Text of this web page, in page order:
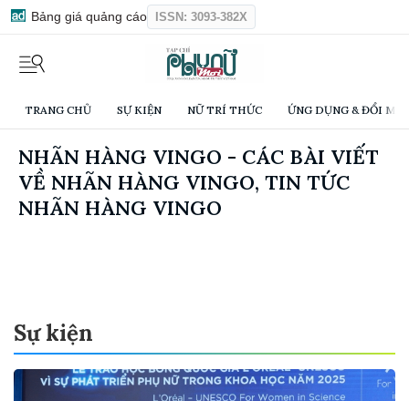
Bảng giá quảng cáo ISSN: 3093-382X
TRANG CHỦ SỰ KIỆN NỮ TRÍ THỨC ỨNG DỤNG & ĐỔI
NHÃN HÀNG VINGO - CÁC BÀI VIẾT
VỀ NHÃN HÀNG VINGO, TIN TỨC
NHÃN HÀNG VINGO
Sự kiện